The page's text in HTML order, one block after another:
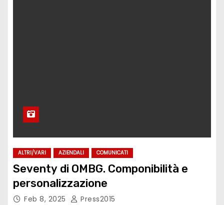
ALTRI/VARI AZIENDALI COMUNICATI
Seventy di OMBG. Componibilità e
personalizzazione
Feb 8, 2025 Press2015